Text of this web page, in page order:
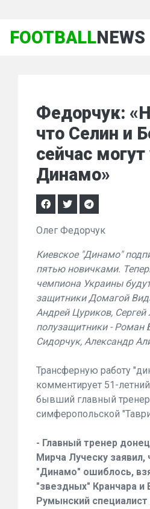
FOOTBALLNEWS
Федорчук:
что Селин и
сейчас могут
Динамо»
Олег Федорчук
Киевское "Динамо"
пятью новичками.
чемпиона Украины
защитники Домагой
Андрей Цуриков,
полузащитники - Роман
Сидорчук, Александр
Трансферную работу
комментирует 51-
бывший главный тренер
симферопольской
- Главный тренер
Мирча Луческу заявил,
"Динамо" ошиблось,
"звездных" Кранчара и
Румынский специалист